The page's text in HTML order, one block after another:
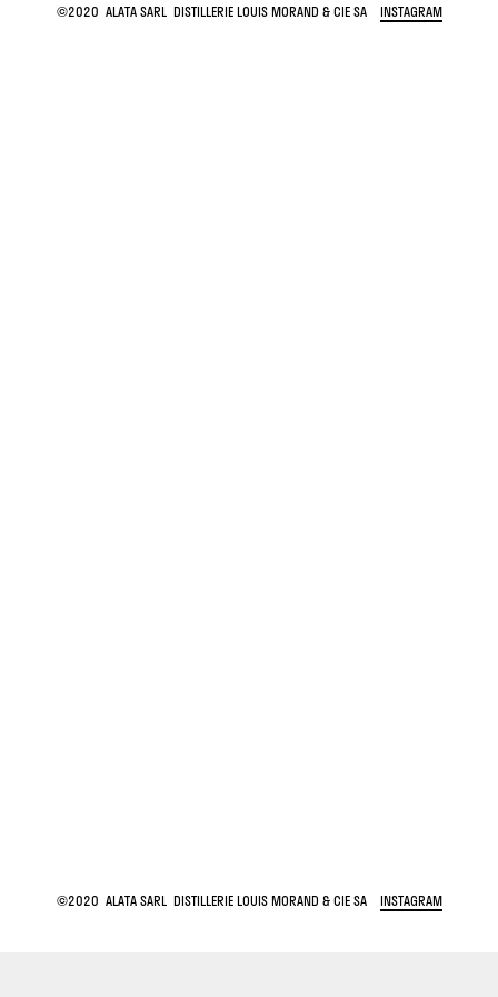
©2020 ALATA SARL DISTILLERIE LOUIS MORAND & CIE SA INSTAGRAM
©2020 ALATA SARL DISTILLERIE LOUIS MORAND & CIE SA INSTAGRAM